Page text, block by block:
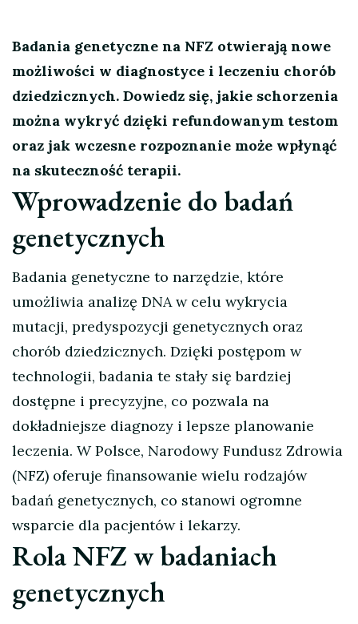
Badania genetyczne na NFZ otwierają nowe
możliwości w diagnostyce i leczeniu chorób
dziedzicznych. Dowiedz się, jakie schorzenia
można wykryć dzięki refundowanym testom
oraz jak wczesne rozpoznanie może wpłynąć
na skuteczność terapii.
Wprowadzenie do badań
genetycznych
Badania genetyczne to narzędzie, które
umożliwia analizę DNA w celu wykrycia
mutacji, predyspozycji genetycznych oraz
chorób dziedzicznych. Dzięki postępom w
technologii, badania te stały się bardziej
dostępne i precyzyjne, co pozwala na
dokładniejsze diagnozy i lepsze planowanie
leczenia. W Polsce, Narodowy Fundusz Zdrowia
(NFZ) oferuje finansowanie wielu rodzajów
badań genetycznych, co stanowi ogromne
wsparcie dla pacjentów i lekarzy.
Rola NFZ w badaniach
genetycznych